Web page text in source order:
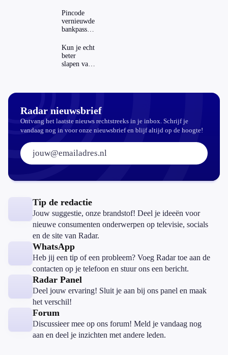
regels in
Nederland
en het
buitenland
Pincode
vernieuwde
bankpassen
ING-app:
is dat wel
veilig?
Kun je echt
beter
slapen van
Radar nieuwsbrief
Ontvang het laatste nieuws rechtstreeks in je inbox. Schrijf je
vandaag nog in voor onze nieuwsbrief en blijf altijd op de hoogte!
E-mailadres:
Tip de redactie
Jouw suggestie, onze brandstof! Deel je ideeën voor
nieuwe consumenten onderwerpen op televisie, socials
en de site van Radar.
WhatsApp
Heb jij een tip of een probleem? Voeg Radar toe aan de
contacten op je telefoon en stuur ons een bericht.
Radar Panel
Deel jouw ervaring! Sluit je aan bij ons panel en maak
het verschil!
Forum
Discussieer mee op ons forum! Meld je vandaag nog
aan en deel je inzichten met andere leden.